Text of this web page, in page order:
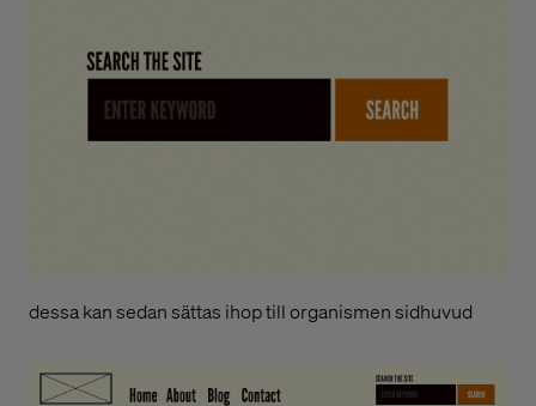
dessa kan sedan sättas ihop till organismen sidhuvud